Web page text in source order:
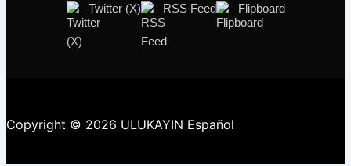
Twitter (X) RSS Feed Flipboard
Copyright © 2026 ULUKAYIN Español